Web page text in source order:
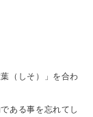
（しそ）」を合わ
ある事を忘れてし